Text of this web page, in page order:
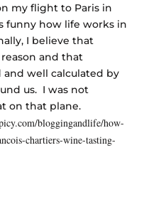
my flight to Paris in
funny how life works in
I believe that
and that
well calculated by
us. I was not
on that plane.
bloggingandlife/how-
chartiers-wine-tasting-